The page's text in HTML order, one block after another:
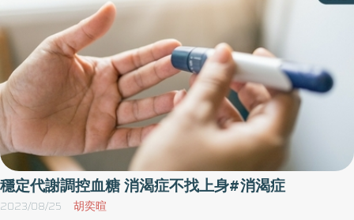
穩定代謝調控血糖 消渴症不找上身#消渴症
2023/08/25 胡奕暄